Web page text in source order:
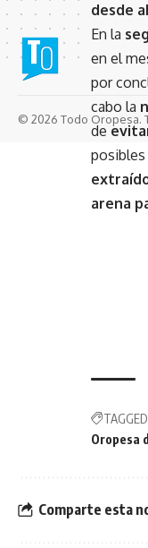
desde
En la
en el
por
cabo la
de
arena
Oropesa
Comparte esta
© 2026 Todo Oropesa.